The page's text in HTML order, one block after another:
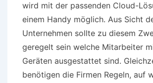
wird mit der passenden Cloud-
einem Handy möglich. Aus Sicht
Unternehmen sollte zu diesem
geregelt sein welche Mitarbeiter
Geräten ausgestattet sind.
benötigen die Firmen Regeln, auf